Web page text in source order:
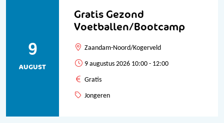
Gratis Gezond
Voetballen/Bootcamp
9
AUGUST
Zaandam-Noord/Kogerveld
9 augustus 2026 10:00 - 12:00
Gratis
Jongeren